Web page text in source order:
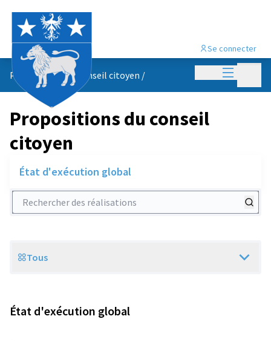
Menu
Se connecter
Propositions du conseil citoyen /
Propositions du conseil
citoyen
État d'exécution global
Rechercher des réalisations
Scope
Tous
État d'exécution global